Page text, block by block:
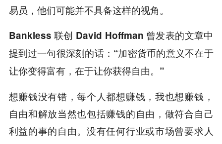
易员，他们可能并不具备这样的视角。
Bankless 联创 David Hoffman 曾发表的文章中
提到过一句很深刻的话：“加密货币的意义不在于
让你变得富有，在于让你获得自由。”
想赚钱没有错，每个人都想赚钱，我也想赚钱，
自由和解放当然也包括赚钱的自由，做符合自己
利益的事的自由。没有任何行业或市场曾要求人